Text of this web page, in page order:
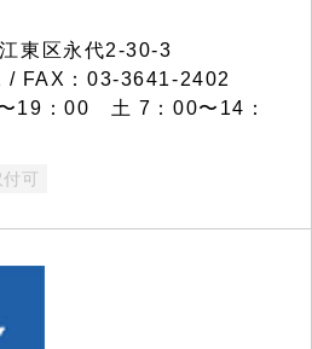
東区永代2-30-3
FAX：03-3641-2402
19：00 土 7：00〜14：
付可